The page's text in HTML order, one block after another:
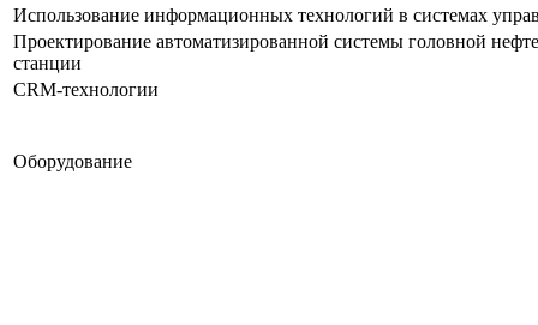
Использование информационных технологий в системах
Проектирование автоматизированной системы головной
станции
CRM-технологии
Оборудование